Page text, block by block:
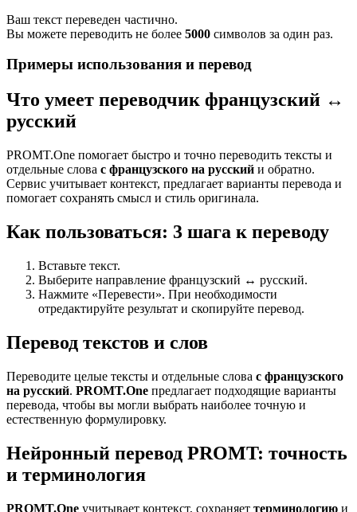
Ваш текст переведен частично.
Вы можете переводить не более 5000 символов за один раз.
Примеры использования и перевод
Что умеет переводчик французский ↔
русский
PROMT.One помогает быстро и точно переводить тексты и
отдельные слова с французского на русский и обратно.
Сервис учитывает контекст, предлагает варианты перевода и
помогает сохранять смысл и стиль оригинала.
Как пользоваться: 3 шага к переводу
Вставьте текст.
Выберите направление французский ↔ русский.
Нажмите «Перевести». При необходимости
отредактируйте результат и скопируйте перевод.
Перевод текстов и слов
Переводите целые тексты и отдельные слова с французского
на русский. PROMT.One предлагает подходящие варианты
перевода, чтобы вы могли выбрать наиболее точную и
естественную формулировку.
Нейронный перевод PROMT: точность
и терминология
PROMT.One учитывает контекст, сохраняет терминологию и